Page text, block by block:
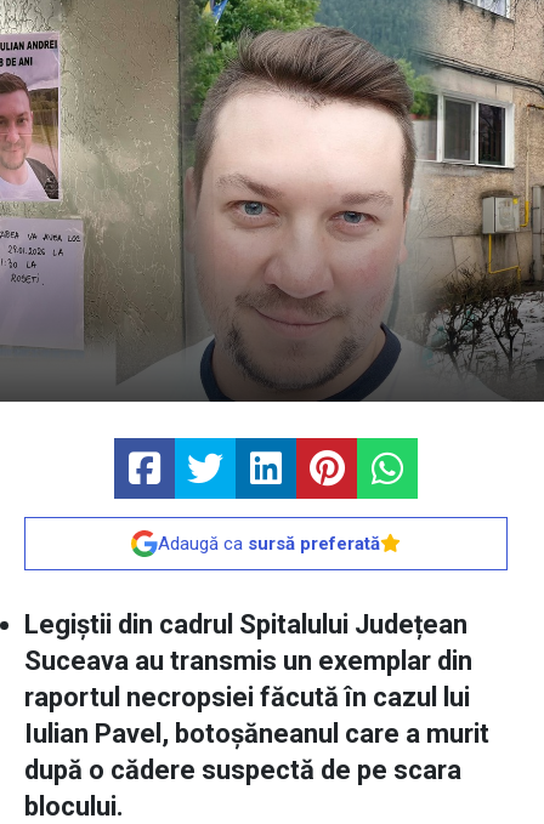
Adaugă ca sursă preferată
Legiștii din cadrul Spitalului Județean
Suceava au transmis un exemplar din
raportul necropsiei făcută în cazul lui
Iulian Pavel, botoșăneanul care a murit
după o cădere suspectă de pe scara
blocului.